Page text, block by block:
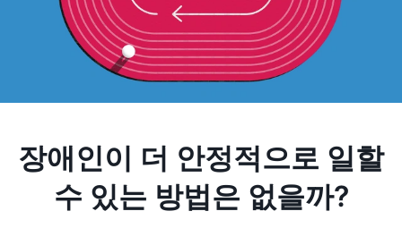
장애인이 더 안정적으로 일할
수 있는 방법은 없을까?